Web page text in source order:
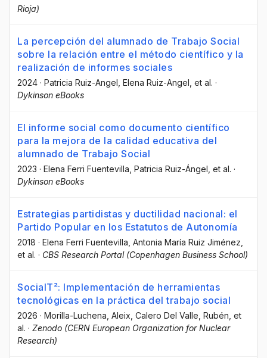
Rioja)
La percepción del alumnado de Trabajo Social
sobre la relación entre el método científico y la
realización de informes sociales
2024 · Patricia Ruiz-Angel , Elena Ruiz-Angel , et al. ·
Dykinson eBooks
El informe social como documento científico
para la mejora de la calidad educativa del
alumnado de Trabajo Social
2023 · Elena Ferri Fuentevilla , Patricia Ruiz-Ángel , et al. ·
Dykinson eBooks
Estrategias partidistas y ductilidad nacional: el
Partido Popular en los Estatutos de Autonomía
2018 · Elena Ferri Fuentevilla , Antonia María Ruiz Jiménez
et al. · CBS Research Portal (Copenhagen Business School)
SocialT²: Implementación de herramientas
tecnológicas en la práctica del trabajo social
2026 · Morilla-Luchena, Aleix , Calero Del Valle, Rubén , et
al. · Zenodo (CERN European Organization for Nuclear
Research)